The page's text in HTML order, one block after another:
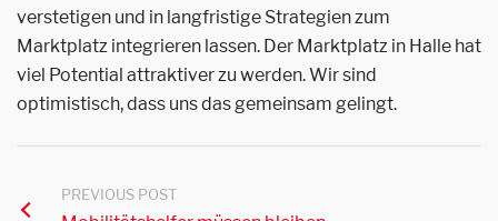
verstetigen und in langfristige Strategien zum
Marktplatz integrieren lassen. Der Marktplatz in Halle hat
viel Potential attraktiver zu werden. Wir sind
optimistisch, dass uns das gemeinsam gelingt.
PREVIOUS POST